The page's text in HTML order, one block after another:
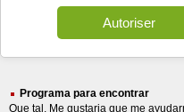
Programa para encontrar
Que tal. Me gustaria que me